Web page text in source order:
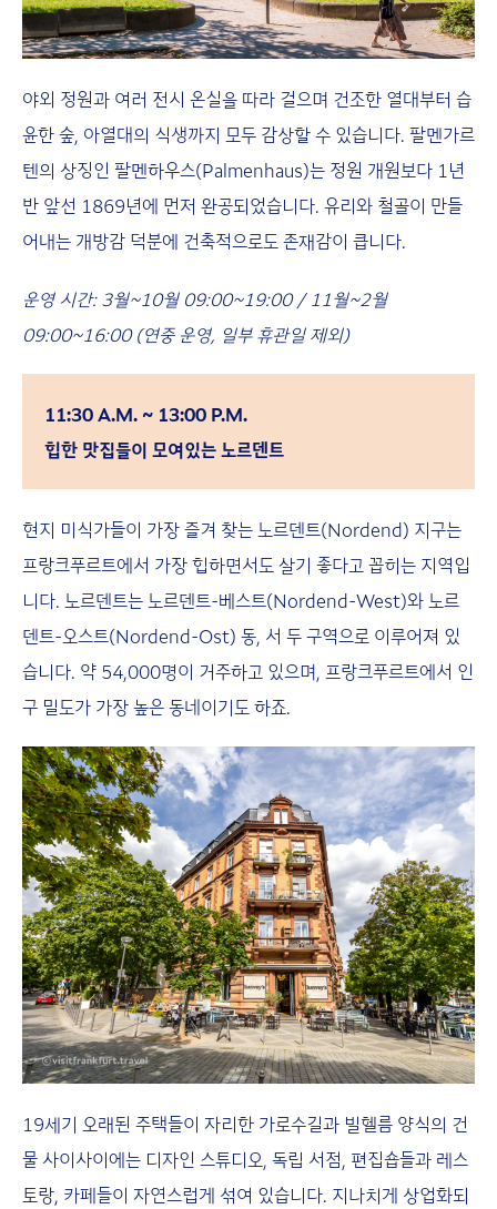
야외 정원과 여러 전시 온실을 따라 걸으며 건조한 열대부터 습
윤한 숲, 아열대의 식생까지 모두 감상할 수 있습니다. 팔멘가르
텐의 상징인 팔멘하우스(Palmenhaus)는 정원 개원보다 1년
반 앞선 1869년에 먼저 완공되었습니다. 유리와 철골이 만들
어내는 개방감 덕분에 건축적으로도 존재감이 큽니다.
운영 시간: 3월~10월 09:00~19:00 / 11월~2월
09:00~16:00 (연중 운영, 일부 휴관일 제외)
11:30 A.M. ~ 13:00 P.M.
힙한 맛집들이 모여있는 노르덴트
현지 미식가들이 가장 즐겨 찾는 노르덴트(Nordend) 지구는
프랑크푸르트에서 가장 힙하면서도 살기 좋다고 꼽히는 지역입
니다. 노르덴트는 노르덴트-베스트(Nordend-West)와 노르
덴트-오스트(Nordend-Ost) 동, 서 두 구역으로 이루어져 있
습니다. 약 54,000명이 거주하고 있으며, 프랑크푸르트에서 인
구 밀도가 가장 높은 동네이기도 하죠.
19세기 오래된 주택들이 자리한 가로수길과 빌헬름 양식의 건
물 사이사이에는 디자인 스튜디오, 독립 서점, 편집숍들과 레스
토랑, 카페들이 자연스럽게 섞여 있습니다. 지나치게 상업화되